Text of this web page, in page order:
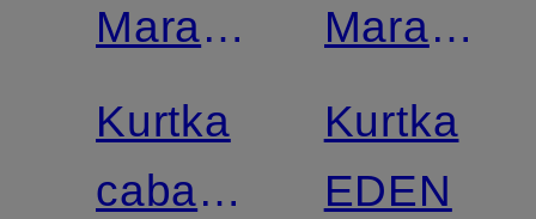
Mara
STUDIO
Kurtka
caban
Mara
STUDIO
Kurtka
EDEN